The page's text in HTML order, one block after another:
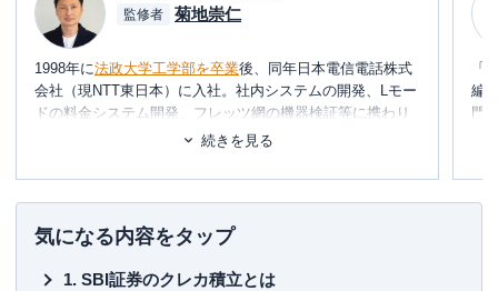
監修者
菊地崇仁
1998年に法政大学工学部を卒業後、同年日本電信電話株式
会社（現NTT東日本）に入社。社内システムの開発、Lモー
ドの料金システム開発、フレッツ網の機器検証等に携わり
2002年に退社。同年、友人と共に起業し、システムの設
2006年、ポイント交換案内サービス・ポイ探の開発に携わ
り、2011年3月 代表取締役に就任
掲載されているポイントは約230種類。ポイントやマイルを
中立の立場で語れる数少ない専門家として知られる。
続きを見る
「
編
門
め
気になる内容をタップ
SBI証券のクレカ積立とは